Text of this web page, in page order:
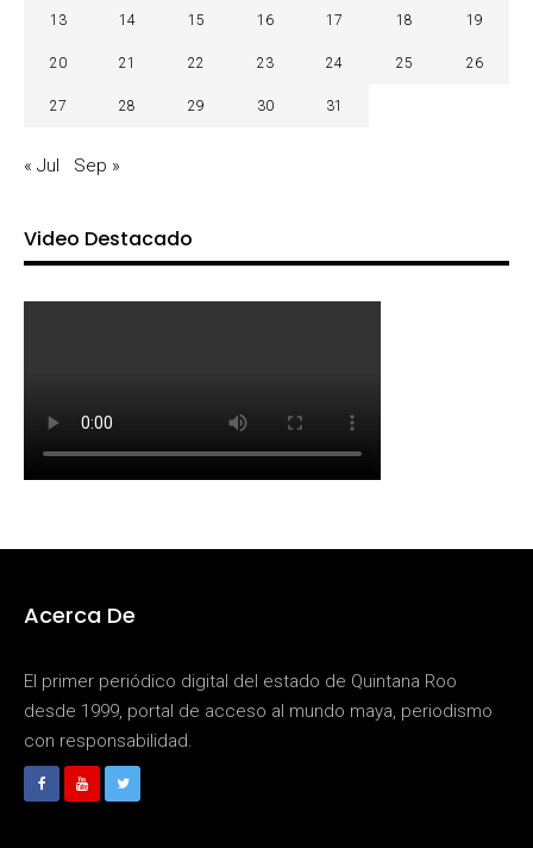
13 14 15 16 17 18 19
20 21 22 23 24 25 26
27 28 29 30 31
« Jul Sep »
Video Destacado
Acerca De
El primer periódico digital del estado de Quintana Roo
desde 1999, portal de acceso al mundo maya, periodismo
con responsabilidad.